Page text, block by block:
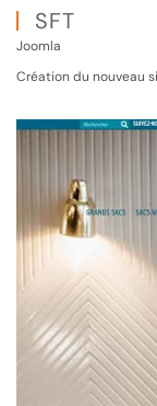
SFT
Joomla
Création du nouveau